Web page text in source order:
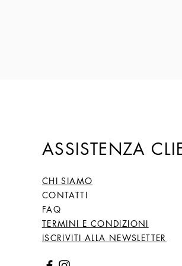
ASSISTENZA
CHI SIAMO
CONTATTI
FAQ
TERMINI E CONDIZIONI
ISCRIVITI ALLA NEWSLETTER